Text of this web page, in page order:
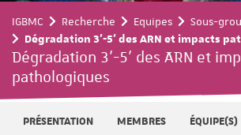
IGBMC Recherche Equipes
Sous-
Dégradation 3'-5' des ARN et impacts
Dégradation 3'-5' des ARN et
pathologiques
PRÉSENTATION MEMBRES ÉQUIPE(S)